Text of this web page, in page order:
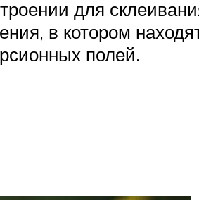
для
в котором
полей.